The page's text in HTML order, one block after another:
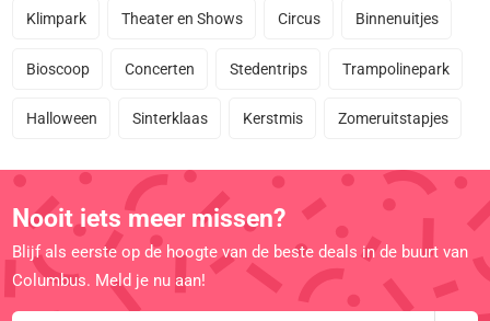
Klimpark Theater en Shows Circus Binnenuitjes
Bioscoop Concerten Stedentrips Trampolinepark
Halloween Sinterklaas Kerstmis Zomeruitstapjes
Nooit iets meer missen?
Blijf als eerste op de hoogte van de beste deals in de buurt van
Columbus. Meld je nu aan!